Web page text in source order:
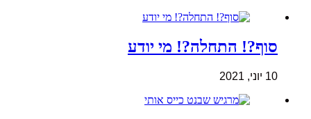
סוף?! התחלה?! מי יודע
10 יוני, 2021